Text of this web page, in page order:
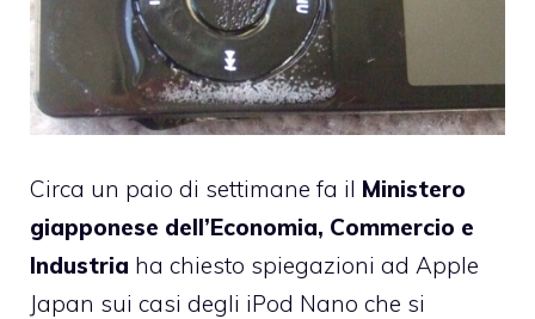
Circa un paio di settimane fa il Ministero
giapponese dell’Economia, Commercio e
Industria ha chiesto spiegazioni ad Apple
Japan sui casi degli iPod Nano che si